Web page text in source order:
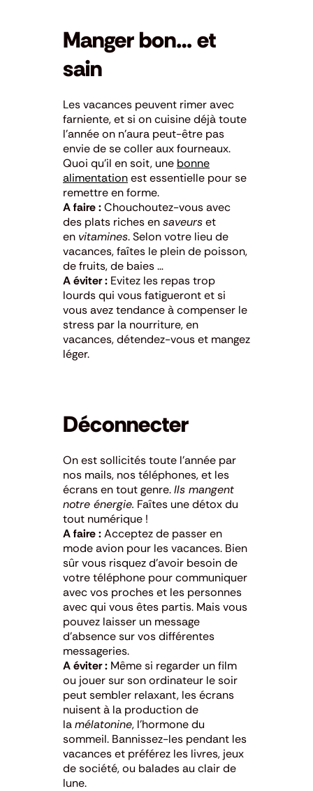
Manger bon… et
sain
Les vacances peuvent rimer avec
farniente, et si on cuisine déjà toute
l’année on n’aura peut-être pas
envie de se coller aux fourneaux.
Quoi qu’il en soit, une bonne
alimentationest essentielle pour se
remettre en forme.
A faire :Chouchoutez-vous avec
des plats riches ensaveurset
en vitamines. Selon votre lieu de
vacances, faîtes le plein de poisson,
de fruits, de baies …
A éviter : Evitez les repas trop
lourds qui vous fatigueront et si
vous avez tendance à compenser le
stress par la nourriture, en
vacances, détendez-vous et mangez
léger.
Déconnecter
On est sollicités toute l’année par
nos mails, nos téléphones, et les
écrans en tout genre.Ils mangent
notre énergie. Faîtes une détox du
tout numérique !
A faire :Acceptez de passer en
mode avion pour les vacances. Bien
sûr vous risquez d’avoir besoin de
votre téléphone pour communiquer
avec vos proches et les personnes
avec qui vous êtes partis. Mais vous
pouvez laisser un message
d’absence sur vos différentes
messageries.
A éviter : Même si regarder un film
ou jouer sur son ordinateur le soir
peut sembler relaxant, les écrans
nuisent à la production de
lamélatonine, l’hormone du
sommeil. Bannissez-les pendant les
vacances et préférez les livres, jeux
de société, ou balades au clair de
lune.